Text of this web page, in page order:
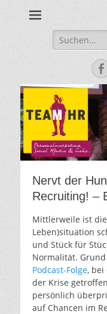
Suche
nach:
Nervt der
Recruiting! –
Mittlerweile ist
Leben)situation
und Stück für
Normalität.
Podcast-Folge, bei
der Krise
persönlich
auf Chancen im